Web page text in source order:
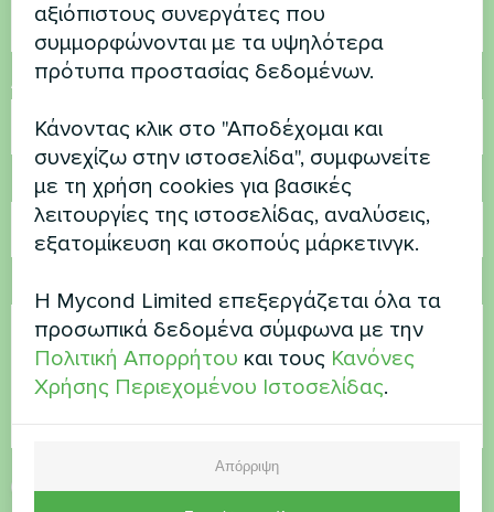
Αριθμός τηλεφώνου
Ηλεκτρονικό ταχυδρομείο
ΑποδοχήΠολιτικής Απορρήτου
αξιόπιστους συνεργάτες που
συμμορφώνονται με τα υψηλότερα
πρότυπα προστασίας δεδομένων.
Κάνοντας κλικ στο "Αποδέχομαι και
συνεχίζω στην ιστοσελίδα", συμφωνείτε
με τη χρήση cookies για βασικές
λειτουργίες της ιστοσελίδας, αναλύσεις,
εξατομίκευση και σκοπούς μάρκετινγκ.
Η Mycond Limited επεξεργάζεται όλα τα
προσωπικά δεδομένα σύμφωνα με την
Πολιτική Απορρήτου και τους Κανόνες
Χρήσης Περιεχομένου Ιστοσελίδας.
Απόρριψη